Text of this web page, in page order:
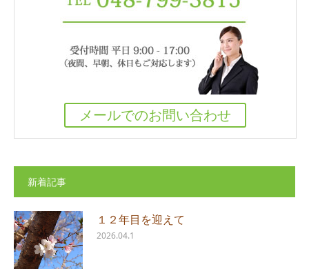
メールでのお問い合わせ
新着記事
１２年目を迎えて
2026.04.1